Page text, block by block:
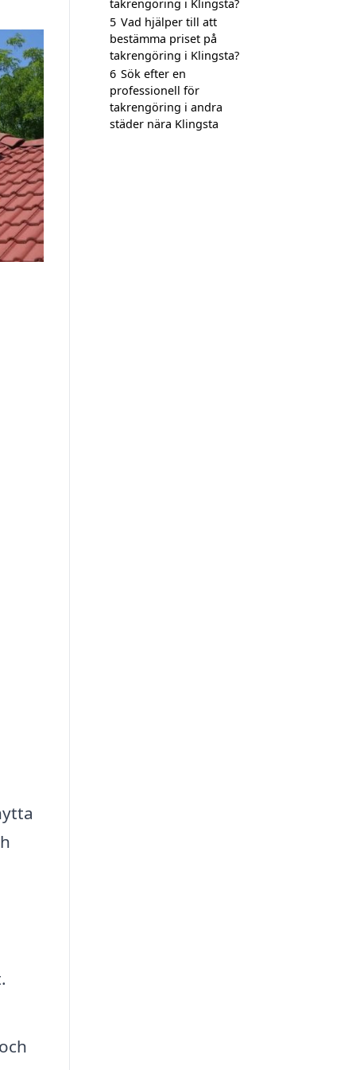
takrengöring i Klingsta?
5 Vad hjälper till att
bestämma priset på
takrengöring i Klingsta?
6 Sök efter en
professionell för
takrengöring i andra
städer nära Klingsta